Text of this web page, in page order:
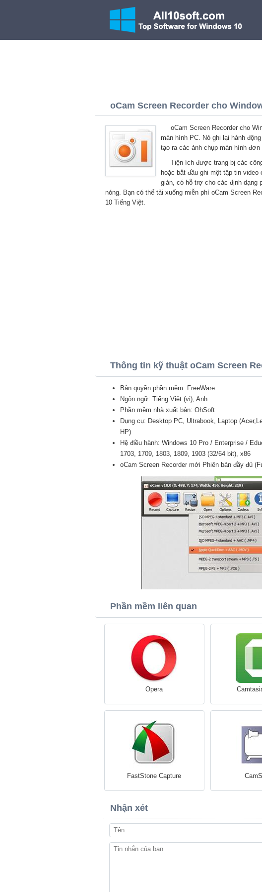
oCam Screen Recorder cho
oCam Screen Recorder cho
màn hình PC. Nó ghi lại hành
tạo ra các ảnh chụp màn hình đơn
Tiện ích được trang bị các
hoặc bắt đầu ghi một tập tin
giản, có hỗ trợ cho các định dạng
nóng. Bạn có thể tải xuống miễn phí oCam Screen
10 Tiếng Việt.
Thông tin kỹ thuật oCam Screen
Bản quyền phần mềm: FreeWare
Ngôn ngữ: Tiếng Việt (vi), Anh
Phần mềm nhà xuất bản: OhSoft
Dụng cụ: Desktop PC, Ultrabook, Laptop
HP)
Hệ điều hành: Windows 10 Pro / Enterprise /
1703, 1709, 1803, 1809, 1903 (32/64 bit), x86
oCam Screen Recorder mới Phiên bản đầy đủ
Phần mềm liên quan
Opera
FastStone Capture
Nhận xét